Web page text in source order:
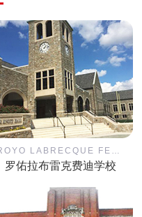
罗佑拉布雷克费迪学校